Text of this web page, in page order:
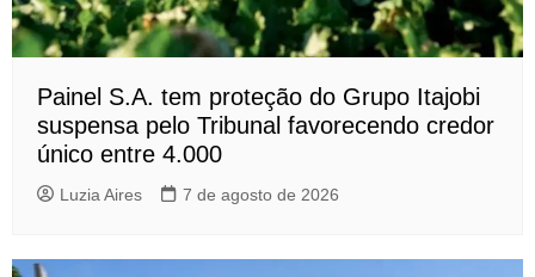
Painel S.A. tem proteção do Grupo Itajobi
suspensa pelo Tribunal favorecendo credor
único entre 4.000
Luzia Aires 7 de agosto de 2026